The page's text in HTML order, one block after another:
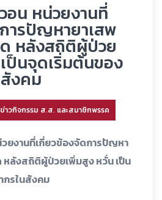
อน หน่วยงานที่
ารปัญหายาเสพ
หลังสถิติผู้ป่วย
ป็นจุดเริ่มต้นของ
งคม
ข่าวกิจกรรม ส.ส. และสมาชิกพรรค
ยงานที่เกี่ยวข้องจัดการปัญหา
หลังสถิติผู้ป่วยเพิ่มสูง หวั่น เป็น
รในสังคม